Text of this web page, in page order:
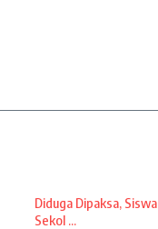
Diduga Dipaksa,
Sekol ...